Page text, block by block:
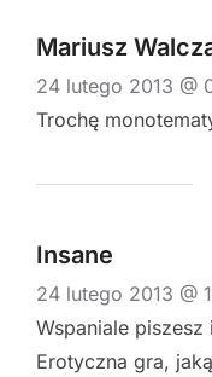
Mariusz
24 lutego 2013 @
Trochę
Insane
24 lutego 2013 @
Wspaniale
Erotyczna gra,